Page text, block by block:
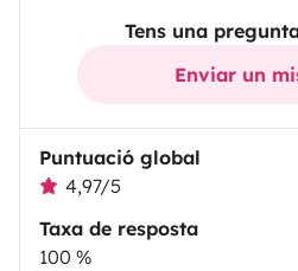
Tens una
Enviar un
Puntuació global
4,97/5
Taxa de resposta
100 %